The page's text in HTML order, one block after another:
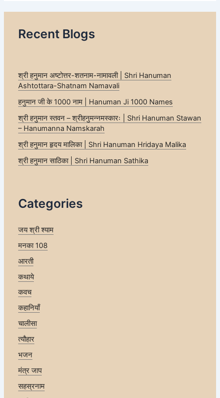
Recent Blogs
श्री हनुमान अष्टोत्तर-शतनाम-नामावली | Shri Hanuman
Ashtottara-Shatnam Namavali
हनुमान जी के 1000 नाम | Hanuman Ji 1000 Names
श्री हनुमान स्तवन – श्रीहनुमन्नमस्कारः | Shri Hanuman Stawan
– Hanumanna Namskarah
श्री हनुमान हृदय मालिका | Shri Hanuman Hridaya Malika
श्री हनुमान साठिका | Shri Hanuman Sathika
Categories
जय श्री श्याम
मनका 108
आरती
कथाये
कवच
कहानियाँ
चालीसा
त्यौहार
भजन
मंत्र जाप
सहस्रनाम